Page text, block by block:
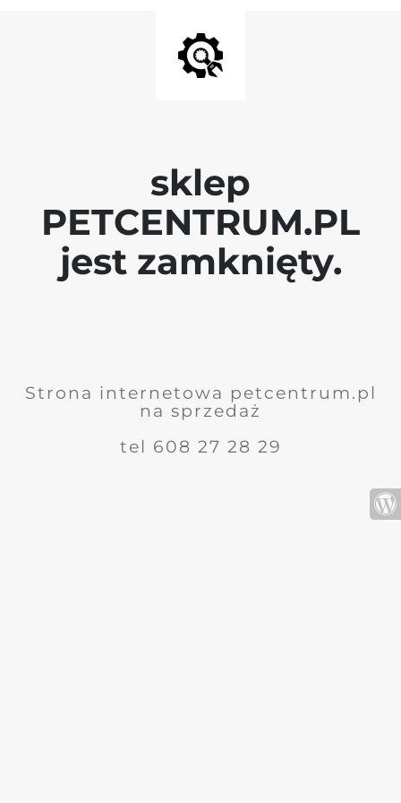
sklep
PETCENTRUM.PL
jest zamknięty.
Strona internetowa petcentrum.pl
na sprzedaż
tel 608 27 28 29